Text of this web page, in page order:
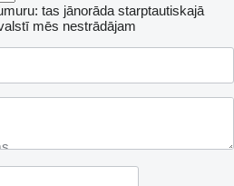
tas jānorāda starptautiskajā
mēs nestrādājam